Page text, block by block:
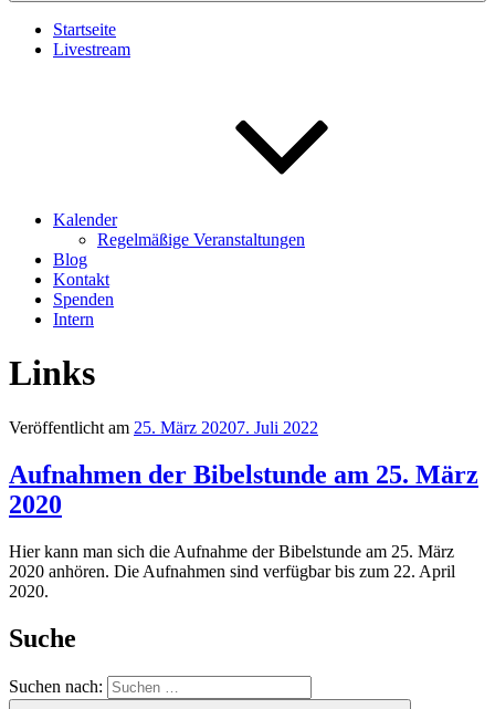
Startseite
Livestream
Kalender
Regelmäßige Veranstaltungen
Blog
Kontakt
Spenden
Intern
Links
Veröffentlicht am 25. März 20207. Juli 2022
Aufnahmen der Bibelstunde am 25. März
2020
Hier kann man sich die Aufnahme der Bibelstunde am 25. März
2020 anhören. Die Aufnahmen sind verfügbar bis zum 22. April
2020.
Suche
Suchen nach: